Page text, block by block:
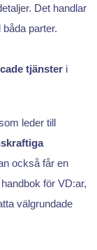
Det handlar
parter.
tjänsteri
leder till
också får en
för VD:ar,
välgrundade